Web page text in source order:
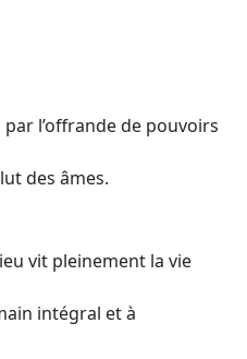
l’offrande de pouvoirs
des âmes.
vit pleinement la vie
intégral et à